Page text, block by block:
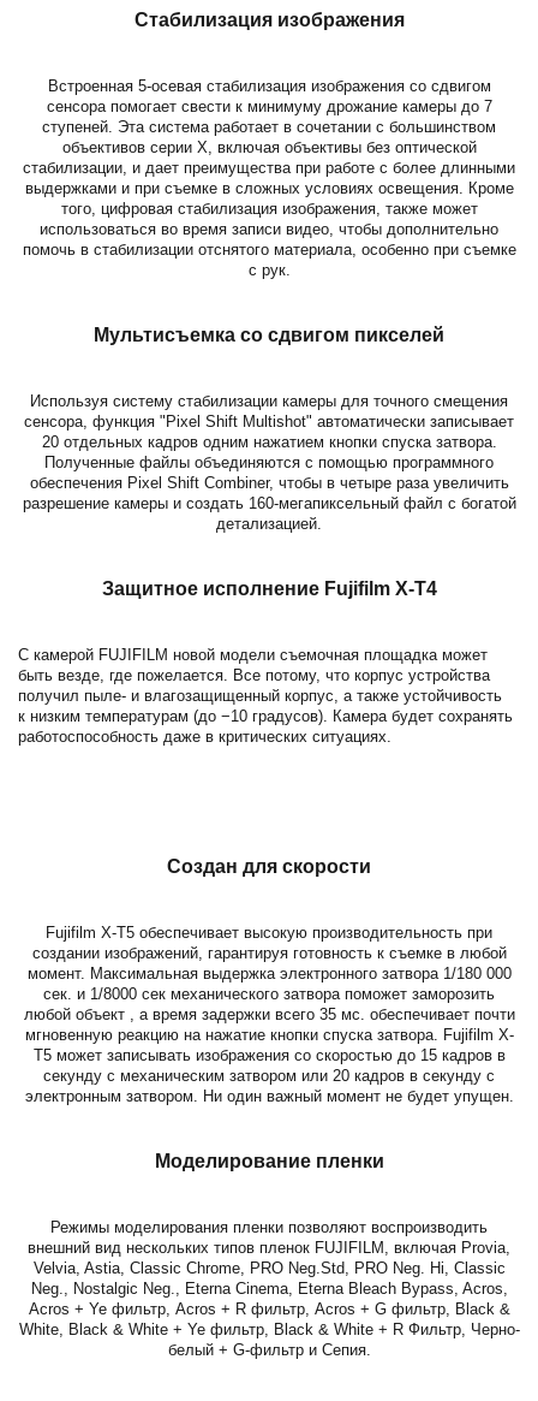
Стабилизация изображения
Встроенная 5-осевая стабилизация изображения со сдвигом
сенсора помогает свести к минимуму дрожание камеры до 7
ступеней. Эта система работает в сочетании с большинством
объективов серии X, включая объективы без оптической
стабилизации, и дает преимущества при работе с более длинными
выдержками и при съемке в сложных условиях освещения. Кроме
того, цифровая стабилизация изображения, также может
использоваться во время записи видео, чтобы дополнительно
помочь в стабилизации отснятого материала, особенно при съемке
с рук.
Мультисъемка со сдвигом пикселей
Используя систему стабилизации камеры для точного смещения
сенсора, функция "Pixel Shift Multishot" автоматически записывает
20 отдельных кадров одним нажатием кнопки спуска затвора.
Полученные файлы объединяются с помощью программного
обеспечения Pixel Shift Combiner, чтобы в четыре раза увеличить
разрешение камеры и создать 160-мегапиксельный файл с богатой
детализацией.
Защитное исполнение Fujifilm X-T4
С камерой FUJIFILM новой модели съемочная площадка может
быть везде, где пожелается. Все потому, что корпус устройства
получил пыле- и влагозащищенный корпус, а также устойчивость
к низким температурам (до −10 градусов). Камера будет сохранять
работоспособность даже в критических ситуациях.
Создан для скорости
Fujifilm X-T5 обеспечивает высокую производительность при
создании изображений, гарантируя готовность к съемке в любой
момент. Максимальная выдержка электронного затвора 1/180 000
сек. и 1/8000 сек механического затвора поможет заморозить
любой объект , а время задержки всего 35 мс. обеспечивает почти
мгновенную реакцию на нажатие кнопки спуска затвора. Fujifilm X-
T5 может записывать изображения со скоростью до 15 кадров в
секунду с механическим затвором или 20 кадров в секунду с
электронным затвором. Ни один важный момент не будет упущен.
Моделирование пленки
Режимы моделирования пленки позволяют воспроизводить
внешний вид нескольких типов пленок FUJIFILM, включая Provia,
Velvia, Astia, Classic Chrome, PRO Neg.Std, PRO Neg. Hi, Classic
Neg., Nostalgic Neg., Eterna Cinema, Eterna Bleach Bypass, Acros,
Acros + Ye фильтр, Acros + R фильтр, Acros + G фильтр, Black &
White, Black & White + Ye фильтр, Black & White + R Фильтр, Черно-
белый + G-фильтр и Сепия.